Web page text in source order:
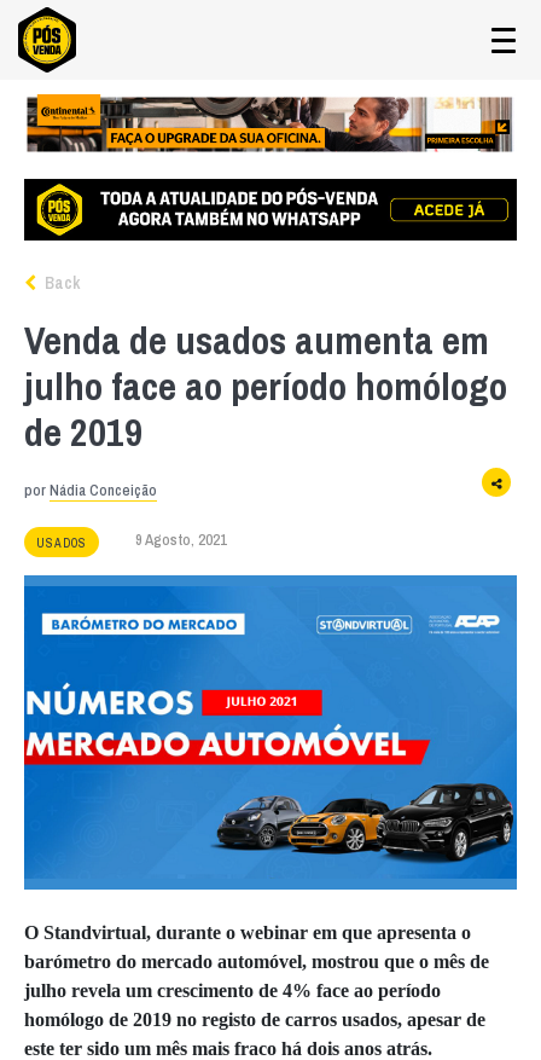
Back
Venda de usados aumenta em
julho face ao período homólogo
de 2019
porNádia Conceição
USADOS 9 Agosto, 2021
O Standvirtual, durante o webinar em que apresenta o
barómetro do mercado automóvel, mostrou que o mês de
julho revela um crescimento de 4% face ao período
homólogo de 2019 no registo de carros usados, apesar de
este ter sido um mês mais fraco há dois anos atrás.